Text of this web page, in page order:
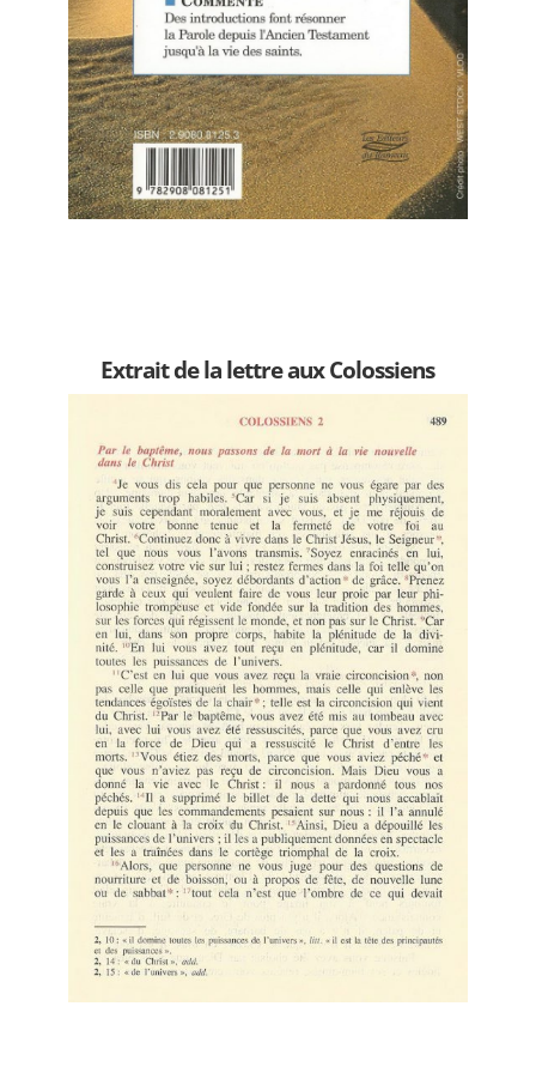
Extrait de la lettre aux Colossiens